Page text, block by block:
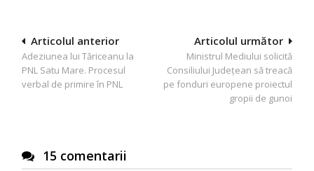
Navigare
în
articole
Articolul următor
Ministrul Mediului solicită
Consiliului Judeţean să treacă
pe fonduri europene proiectul
gropii de gunoi
Articolul anterior
Adeziunea lui Tăriceanu la
PNL Satu Mare. Procesul
verbal de primire în PNL
15 comentarii